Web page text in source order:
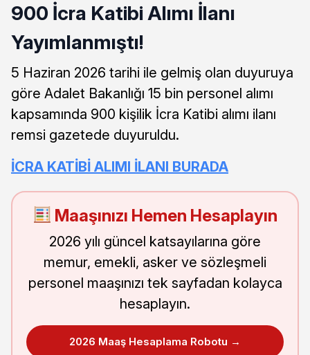
900 İcra Katibi Alımı İlanı
Yayımlanmıştı!
5 Haziran 2026 tarihi ile gelmiş olan duyuruya
göre Adalet Bakanlığı 15 bin personel alımı
kapsamında 900 kişilik İcra Katibi alımı ilanı
remsi gazetede duyuruldu.
İCRA KATİBİ ALIMI İLANI BURADA
Maaşınızı Hemen Hesaplayın
2026 yılı güncel katsayılarına göre
memur, emekli, asker ve sözleşmeli
personel maaşınızı tek sayfadan kolayca
hesaplayın.
2026 Maaş Hesaplama Robotu →